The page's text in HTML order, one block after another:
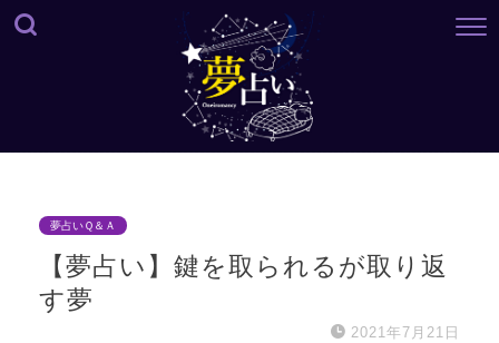
夢占いＱ＆Ａ
【夢占い】鍵を取られるが取り返
す夢
2021年7月21日